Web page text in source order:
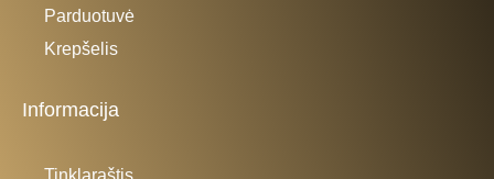
Parduotuvė
Krepšelis
Informacija
Tinklaraštis